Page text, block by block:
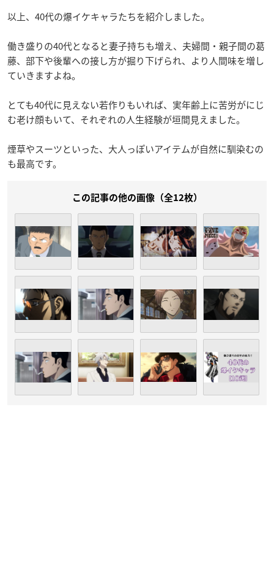
以上、40代の爆イケキャラたちを紹介しました。
働き盛りの40代となると妻子持ちも増え、夫婦間・親子間の葛
藤、部下や後輩への接し方が掘り下げられ、より人間味を増し
ていきますよね。
とても40代に見えない若作りもいれば、実年齢上に苦労がにじ
む老け顔もいて、それぞれの人生経験が垣間見えました。
煙草やスーツといった、大人っぽいアイテムが自然に馴染むの
も最高です。
この記事の他の画像（全12枚）